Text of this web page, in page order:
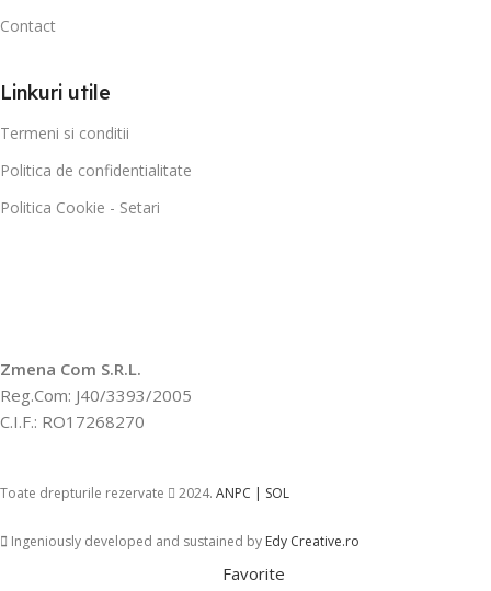
Contact
Linkuri utile
Termeni si conditii
Politica de confidentialitate
Politica Cookie - Setari
Zmena Com S.R.L.
Reg.Com: J40/3393/2005
C.I.F.: RO17268270
Toate drepturile rezervate 2024. ANPC | SOL
Ingeniously developed and sustained by Edy Creative.ro
Favorite